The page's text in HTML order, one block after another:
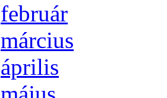
feb­ru­ár
már­ci­us
áp­ri­lis